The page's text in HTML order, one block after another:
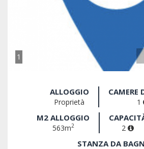
1
ALLOGGIO
Proprietà
CAMERE
1
M2 ALLOGGIO
563m2 2
STANZA DA